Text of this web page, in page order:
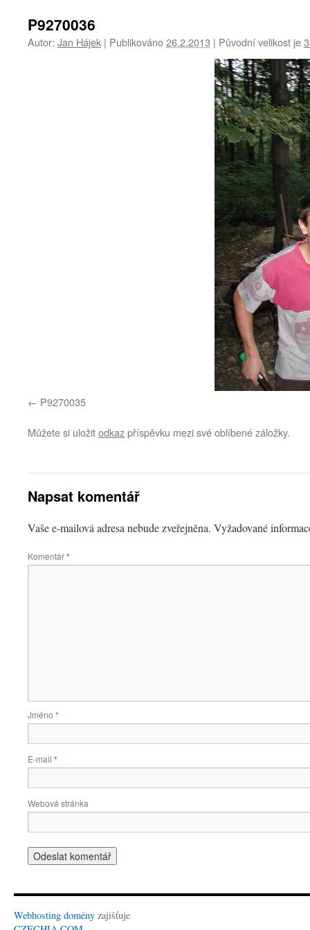
P9270036
Autor: Jan Hájek | Publikováno26.2.2013 | Původní velikost je
P9270035
Můžete si uložitodkazpříspěvku mezi své oblíbené záložky.
Napsat komentář
Vaše e-mailová adresa nebude zveřejněna. Vyžadované
Komentář*
Jméno *
E-mail *
Webová stránka
Webhosting domény zajišťuje